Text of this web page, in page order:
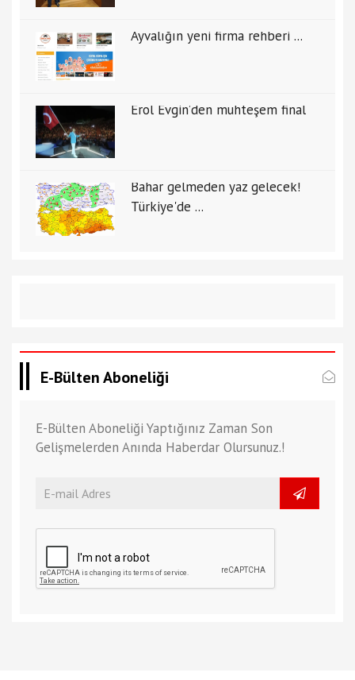
Ayvalığın yeni firma rehberi ...
Erol Evgin’den muhteşem final
Bahar gelmeden yaz gelecek!
Türkiye'de ...
E-Bülten Aboneliği
E-Bülten Aboneliği Yaptığınız Zaman Son
Gelişmelerden Anında Haberdar Olursunuz.!